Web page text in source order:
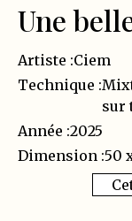
Une
Artiste :Ciem
Technique :
sur
Année :2025
Dimension :50